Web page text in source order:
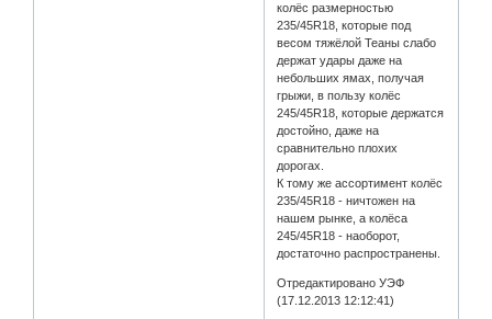
колёс размерностью
235/45R18, которые под
весом тяжёлой Теаны слабо
держат удары даже на
небольших ямах, получая
грыжи, в пользу колёс
245/45R18, которые держатся
достойно, даже на
сравнительно плохих
дорогах.
К тому же ассортимент колёс
235/45R18 - ничтожен на
нашем рынке, а колёса
245/45R18 - наоборот,
достаточно распространены.
Отредактировано УЭФ
(17.12.2013 12:12:41)